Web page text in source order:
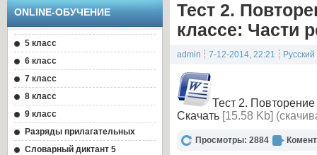
ONLINE-ОБУЧЕНИЕ
5 класс
6 класс
7 класс
8 класс
9 класс
Разряды прилагательных
Словарный диктант 5
Тест 2.
классе: Части
admin 7-12-2014, 22:21
Тест 2. Повторение
Скачать [15.58 Kb]
Просмотры: 2884